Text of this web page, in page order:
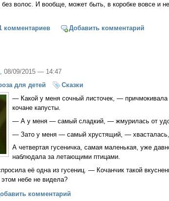
волос. И вообще, может быть, в коробке вовсе и
сказка*
комментариев Добавить комментарий
, 08/09/2015 — 14:47
для детей
Сказки
— Какой у меня сочный листочек, —
кочане капусты.
— А у меня — самый сладкий, — жмурилась от
— Зато у меня — самый хрустящий, — хвасталась,
А четвертая гусеничка, самая маленькая, уже
наблюдала за летающими птицами.
её одна из гусениц. — Кочанчик такой
небе не видела?
комментарий